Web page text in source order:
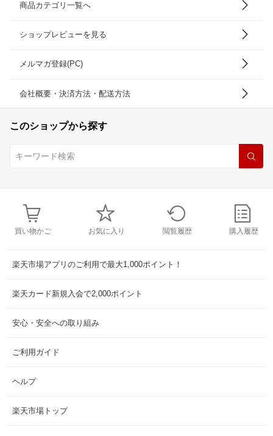
商品カテゴリ一覧へ
ショップレビューを見る
メルマガ登録(PC)
会社概要・決済方法・配送方法
このショップから探す
買い物かご お気に入り 閲覧履歴 購入履歴
楽天市場アプリのご利用で最大1,000ポイント！
楽天カード新規入会で2,000ポイント
安心・安全への取り組み
ご利用ガイド
ヘルプ
楽天市場トップ